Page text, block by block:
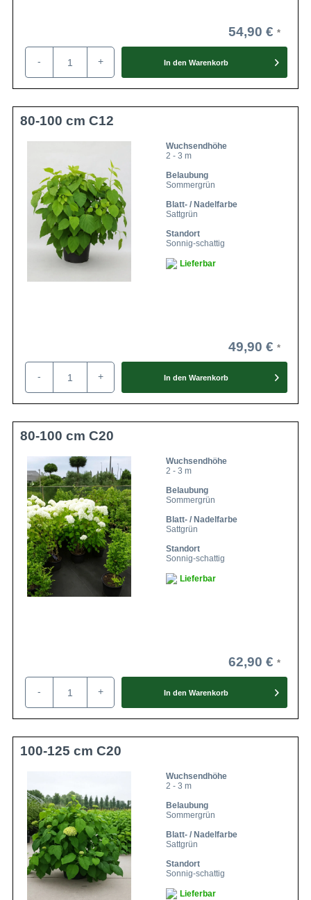
54,90 €
- + In den Warenkorb
80-100 cm C12
Wuchsendhöhe
2 - 3 m
Belaubung
Sommergrün
Blatt- / Nadelfarbe
Sattgrün
Standort
Sonnig-schattig
Lieferbar
49,90 €
- + In den Warenkorb
80-100 cm C20
Wuchsendhöhe
2 - 3 m
Belaubung
Sommergrün
Blatt- / Nadelfarbe
Sattgrün
Standort
Sonnig-schattig
Lieferbar
62,90 €
- + In den Warenkorb
100-125 cm C20
Wuchsendhöhe
2 - 3 m
Belaubung
Sommergrün
Blatt- / Nadelfarbe
Sattgrün
Standort
Sonnig-schattig
Lieferbar